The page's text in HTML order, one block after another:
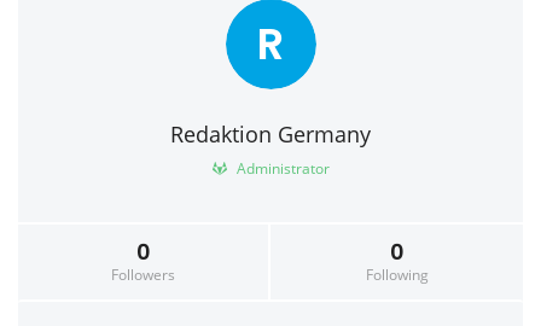
R
Redaktion Germany
Administrator
0
Followers
0
Following